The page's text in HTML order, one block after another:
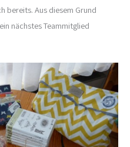
bereits. Aus diesem Grund
nächstes Teammitglied